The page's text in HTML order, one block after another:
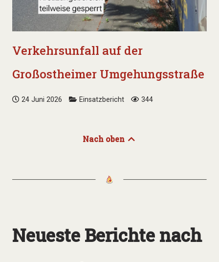
Verkehrsunfall auf der
Großostheimer Umgehungsstraße
24 Juni 2026 Einsatzbericht 344
Nach oben
Neueste Berichte nach